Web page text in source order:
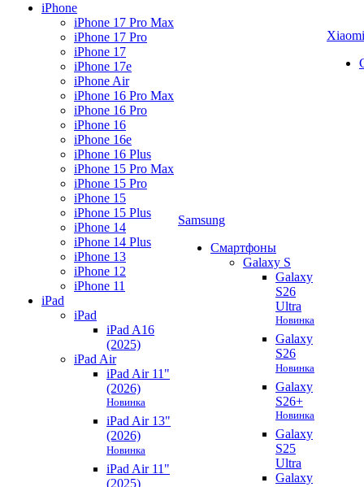
iPhone
iPhone 17 Pro Max
iPhone 17 Pro
iPhone 17
iPhone 17e
iPhone Air
iPhone 16 Pro Max
iPhone 16 Pro
iPhone 16
iPhone 16e
iPhone 16 Plus
iPhone 15 Pro Max
iPhone 15 Pro
iPhone 15
iPhone 15 Plus
iPhone 14
iPhone 14 Plus
iPhone 13
iPhone 12
iPhone 11
iPad
iPad
iPad A16
(2025)
iPad Air
iPad Air 11"
(2026)
Новинка
iPad Air 13"
(2026)
Новинка
iPad Air 11"
(2025)
Samsung
Смартфоны
Galaxy S
Galaxy
S26
Ultra
Новинка
Galaxy
S26
Новинка
Galaxy
S26+
Новинка
Galaxy
S25
Ultra
Galaxy
Xiaomi